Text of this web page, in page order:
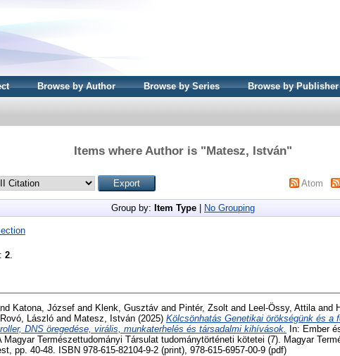
Browse by Author Browse by Series Browse by Publisher
Items where Author is "Matesz, István"
Atom
Group by: Item Type No Grouping
2
Katona, József and Klenk, Gusztáv and Pintér, Zsolt and Leel-Össy, Attila and
Rovó, László and Matesz, István (2025) Kölcsönhatás Genetikai örökségünk és a
DNS öregedése, virális, munkaterhelés és társadalmi kihívások. In: Ember
Magyar Természettudományi Társulat tudománytörténeti kötetei (7). Magyar
pp. 40-48. ISBN 978-615-82104-9-2 (print), 978-615-6957-00-9 (pdf)